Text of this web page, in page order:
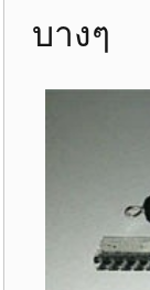
บางๆ